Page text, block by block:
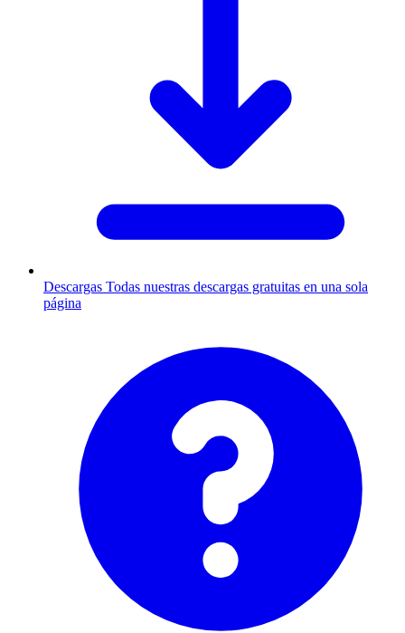
Descargas Todas nuestras descargas gratuitas en una sola
página